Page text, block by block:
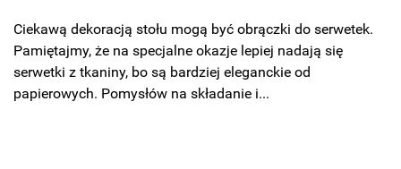
Ciekawą dekoracją stołu mogą być obrączki do serwetek.
Pamiętajmy, że na specjalne okazje lepiej nadają się
serwetki z tkaniny, bo są bardziej eleganckie od
papierowych. Pomysłów na składanie i...